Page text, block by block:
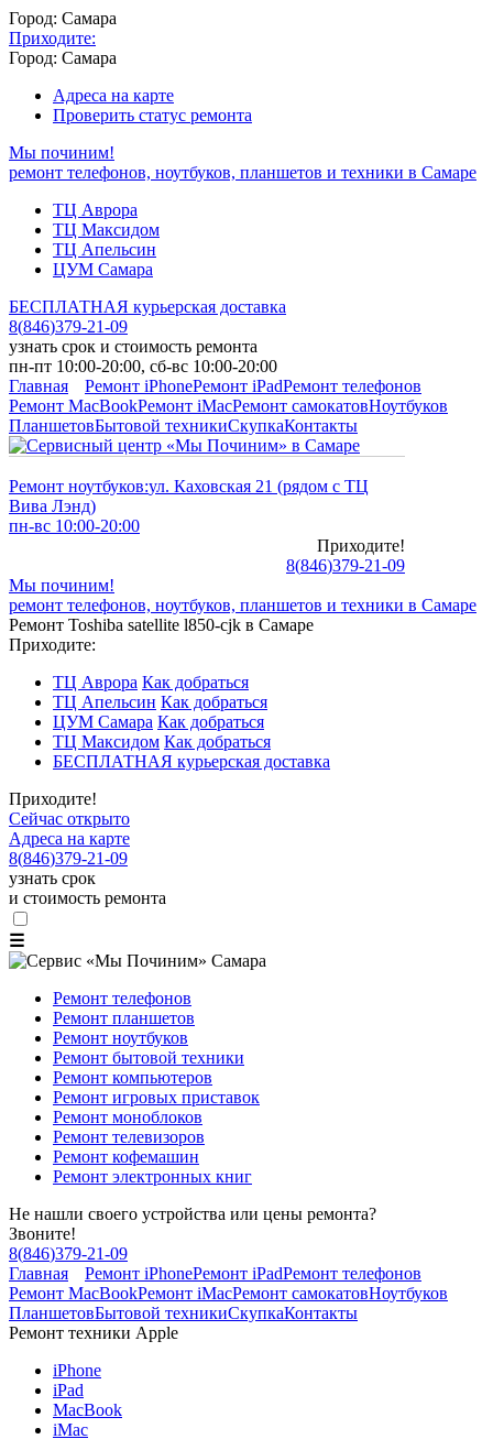
Город: Самара
Приходите:
Город: Самара
Адреса на карте
Проверить статус ремонта
Мы починим!
ремонт телефонов, ноутбуков, планшетов и техники в Самаре
ТЦ Аврора
ТЦ Максидом
ТЦ Апельсин
ЦУМ Самара
БЕСПЛАТНАЯ курьерская доставка
8(846)379-21-09
узнать срок и стоимость ремонта
пн-пт 10:00-20:00, сб-вс 10:00-20:00
Главная
Ремонт iPhoneРемонт iPadРемонт телефонов
Ремонт MacBookРемонт iMacРемонт самокатовНоутбуков
ПланшетовБытовой техникиСкупкаКонтакты
Ремонт ноутбуков:ул. Каховская 21 (рядом с ТЦ
Вива Лэнд)
пн-вс 10:00-20:00
Приходите!
8(846)379-21-09
Мы починим!
ремонт телефонов, ноутбуков, планшетов и техники в Самаре
Ремонт Toshiba satellite l850-cjk в Самаре
Приходите:
ТЦ Аврора Как добраться
ТЦ Апельсин Как добраться
ЦУМ Самара Как добраться
ТЦ Максидом Как добраться
БЕСПЛАТНАЯ курьерская доставка
Приходите!
Сейчас открыто
Адреса на карте
8(846)379-21-09
узнать срок
и стоимость ремонта
☰
Ремонт телефонов
Ремонт планшетов
Ремонт ноутбуков
Ремонт бытовой техники
Ремонт компьютеров
Ремонт игровых приставок
Ремонт моноблоков
Ремонт телевизоров
Ремонт кофемашин
Ремонт электронных книг
Не нашли своего устройства или цены ремонта?
Звоните!
8(846)379-21-09
Главная
Ремонт iPhoneРемонт iPadРемонт телефонов
Ремонт MacBookРемонт iMacРемонт самокатовНоутбуков
ПланшетовБытовой техникиСкупкаКонтакты
Ремонт техники Apple
iPhone
iPad
MacBook
iMac